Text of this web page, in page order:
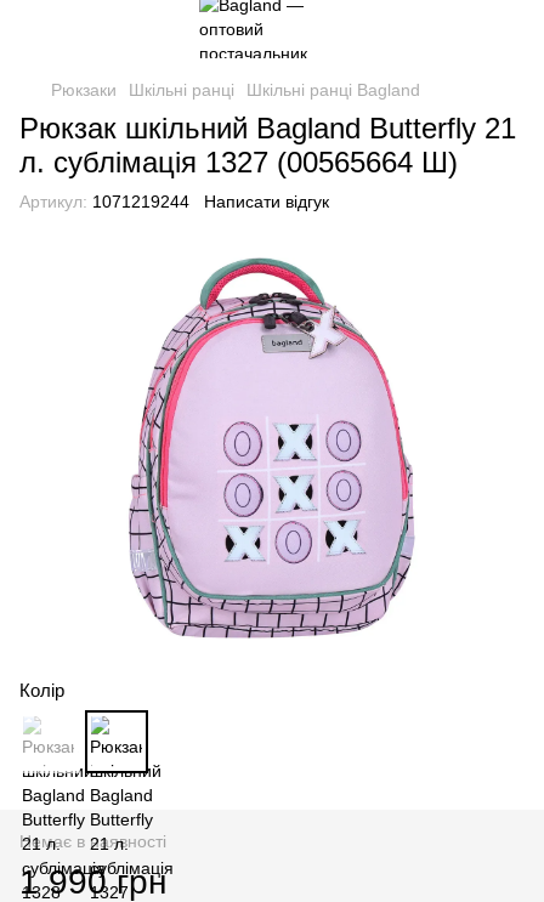
Рюкзаки Шкільні ранці Шкільні ранці Bagland
Рюкзак шкільний Bagland Butterfly 21
л. сублімація 1327 (00565664 Ш)
Артикул: 1071219244 Написати відгук
Колір
Немає в наявності
1 990 грн